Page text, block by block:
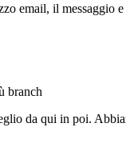
email, il
branch
da qui in poi.